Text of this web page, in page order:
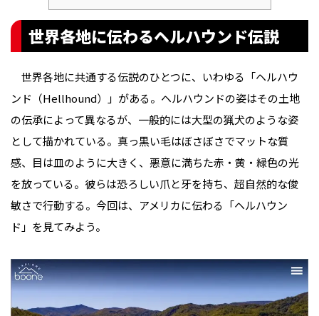
世界各地に伝わるヘルハウンド伝説
世界各地に共通する伝説のひとつに、いわゆる「ヘルハウ
ンド（Hellhound）」がある。ヘルハウンドの姿はその土地
の伝承によって異なるが、一般的には大型の猟犬のような姿
として描かれている。真っ黒い毛はぼさぼさでマットな質
感、目は皿のように大きく、悪意に満ちた赤・黄・緑色の光
を放っている。彼らは恐ろしい爪と牙を持ち、超自然的な俊
敏さで行動する。今回は、アメリカに伝わる「ヘルハウン
ド」を見てみよう。